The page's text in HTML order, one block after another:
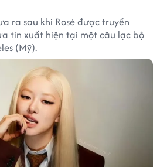
ra sau khi Rosé được truyền
tin xuất hiện tại một câu lạc bộ
(Mỹ).